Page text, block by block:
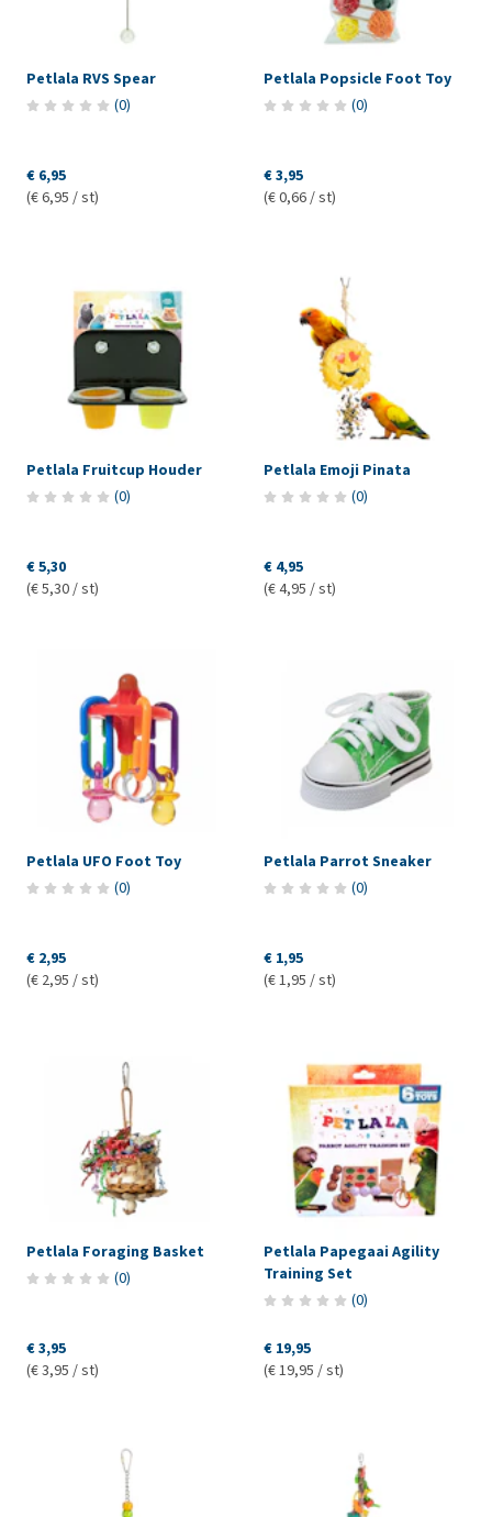
Petlala RVS Spear
(0)
€ 6,95
(€ 6,95 / st)
Petlala Popsicle Foot Toy
(0)
€ 3,95
(€ 0,66 / st)
Petlala Fruitcup Houder
(0)
€ 5,30
(€ 5,30 / st)
Petlala Emoji Pinata
(0)
€ 4,95
(€ 4,95 / st)
Petlala UFO Foot Toy
(0)
€ 2,95
(€ 2,95 / st)
Petlala Parrot Sneaker
(0)
€ 1,95
(€ 1,95 / st)
Petlala Foraging Basket
(0)
€ 3,95
(€ 3,95 / st)
Petlala Papegaai Agility
Training Set
(0)
€ 19,95
(€ 19,95 / st)